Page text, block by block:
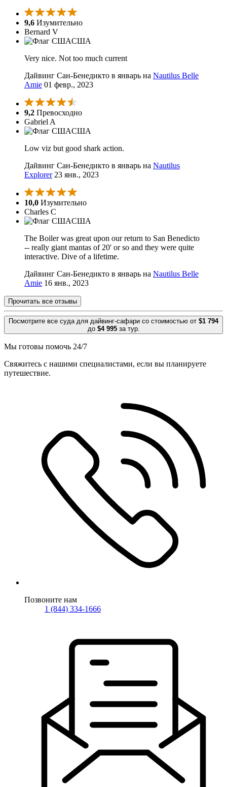
9,6 Изумительно
Bernard V
США
Very nice. Not too much current
Дайвинг Сан-Бенедикто в январь на Nautilus Belle
Amie 01 февр., 2023
9,2 Превосходно
Gabriel A
США
Low viz but good shark action.
Дайвинг Сан-Бенедикто в январь на Nautilus
Explorer 23 янв., 2023
10,0 Изумительно
Charles C
США
The Boiler was great upon our return to San Benedicto
-- really giant mantas of 20' or so and they were quite
interactive. Dive of a lifetime.
Дайвинг Сан-Бенедикто в январь на Nautilus Belle
Amie 16 янв., 2023
Прочитать все отзывы
Посмотрите все суда для дайвинг-сафари со стоимостью от $1 794
до $4 995за тур.
Мы готовы помочь 24/7
Свяжитесь с нашими специалистами, если вы планируете
путешествие.
Позвоните нам
1 (844) 334-1666